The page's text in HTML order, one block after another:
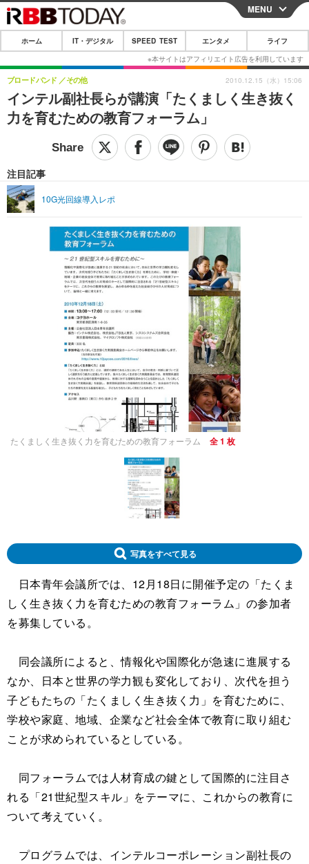
CLOSE
ホーム
IT・デジタル
IT・デジタルTOP スマートフォン
ショッピング その他
SPEED TEST
エンタメTOP 映画・ドラマ
グラビア ブログ
ショッピング その他
ライフTOP
その他
リリース一覧
MENU
ホーム IT・デジタル SPEED TEST エンタメ ライフ
インテル副社長らが講演「たくましく生き抜く
力を育むための教育フォーラム」
ブロードバンド その他
注目記事
10G光回線導入レポ
2010.12.15（水）15:06
たくましく生き抜く力を育むための教育フォーラム 全 1 枚
写真をすべて見る
日本青年会議所では、12月18日に開催予定の「たくま
しく生き抜く力を育むための教育フォーラム」の参加者
を募集している。
同会議所によると、情報化や国際化が急速に進展する
なか、日本と世界の学力観も変化しており、次代を担う
子どもたちの「たくましく生き抜く力」を育むために、
学校や家庭、地域、企業など社会全体で教育に取り組む
ことが求められているとしている。
同フォーラムでは人材育成の鍵として国際的に注目さ
れる「21世紀型スキル」をテーマに、これからの教育に
ついて考えていく。
プログラムでは、インテルコーポレーション副社長の